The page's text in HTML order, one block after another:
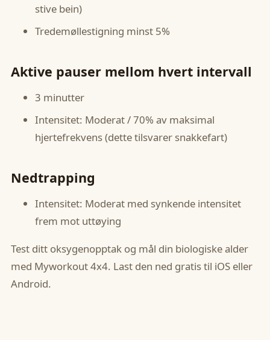
stive bein)
Tredemøllestigning minst 5%
Aktive pauser mellom hvert intervall
3 minutter
Intensitet: Moderat / 70% av maksimal
hjertefrekvens (dette tilsvarer snakkefart)
Nedtrapping
Intensitet: Moderat med synkende intensitet
frem mot uttøying
Test ditt oksygenopptak og mål din biologiske alder
med Myworkout 4x4. Last den ned gratis til iOS eller
Android.